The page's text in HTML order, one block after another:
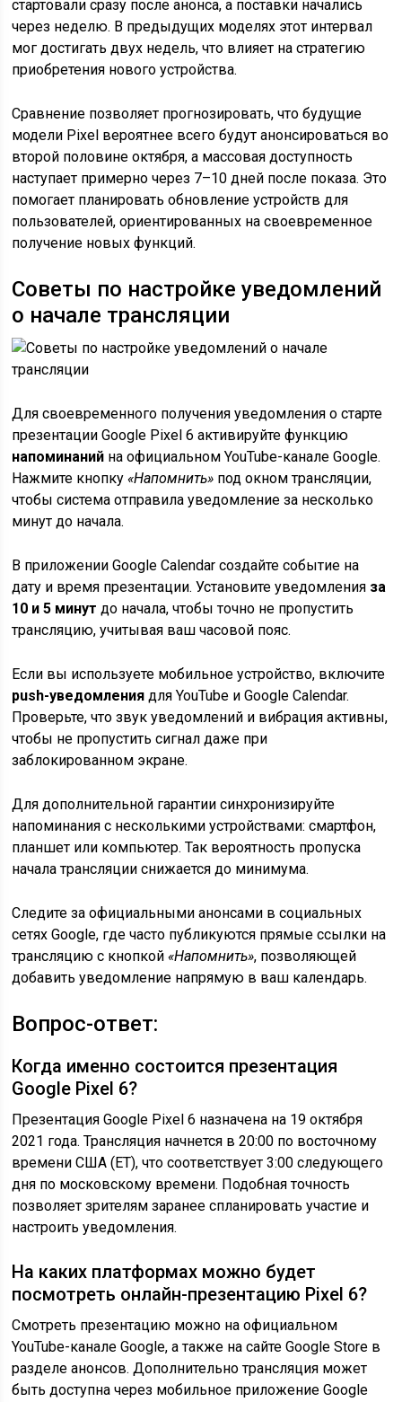
стартовали сразу после анонса, а поставки начались
через неделю. В предыдущих моделях этот интервал
мог достигать двух недель, что влияет на стратегию
приобретения нового устройства.
Сравнение позволяет прогнозировать, что будущие
модели Pixel вероятнее всего будут анонсироваться во
второй половине октября, а массовая доступность
наступает примерно через 7–10 дней после показа. Это
помогает планировать обновление устройств для
пользователей, ориентированных на своевременное
получение новых функций.
Советы по настройке уведомлений
о начале трансляции
Для своевременного получения уведомления о старте
презентации Google Pixel 6 активируйте функцию
напоминаний на официальном YouTube-канале Google.
Нажмите кнопку«Напомнить» под окном трансляции,
чтобы система отправила уведомление за несколько
минут до начала.
В приложении Google Calendar создайте событие на
дату и время презентации. Установите уведомления за
10 и 5 минут до начала, чтобы точно не пропустить
трансляцию, учитывая ваш часовой пояс.
Если вы используете мобильное устройство, включите
push-уведомления для YouTube и Google Calendar.
Проверьте, что звук уведомлений и вибрация активны,
чтобы не пропустить сигнал даже при
заблокированном экране.
Для дополнительной гарантии синхронизируйте
напоминания с несколькими устройствами: смартфон,
планшет или компьютер. Так вероятность пропуска
начала трансляции снижается до минимума.
Следите за официальными анонсами в социальных
сетях Google, где часто публикуются прямые ссылки на
трансляцию с кнопкой«Напомнить», позволяющей
добавить уведомление напрямую в ваш календарь.
Вопрос-ответ:
Когда именно состоится презентация
Google Pixel 6?
Презентация Google Pixel 6 назначена на 19 октября
2021 года. Трансляция начнется в 20:00 по восточному
времени США (ET), что соответствует 3:00 следующего
дня по московскому времени. Подобная точность
позволяет зрителям заранее спланировать участие и
настроить уведомления.
На каких платформах можно будет
посмотреть онлайн-презентацию Pixel 6?
Смотреть презентацию можно на официальном
YouTube-канале Google, а также на сайте Google Store в
разделе анонсов. Дополнительно трансляция может
быть доступна через мобильное приложение Google